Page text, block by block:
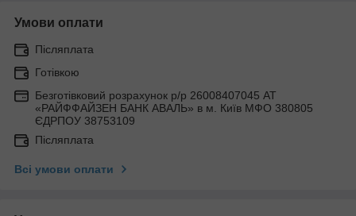
Умови оплати
Післяплата
Готівкою
Безготівковий розрахунок р/р 26008407045 АТ
«РАЙФФАЙЗЕН БАНК АВАЛЬ» в м. Київ МФО 380805
ЄДРПОУ 38753109
Післяплата
Всі умови оплати